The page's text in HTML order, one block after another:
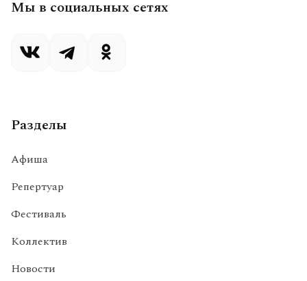
Мы в социальных сетях
Разделы
Афиша
Репертуар
Фестиваль
Коллектив
Новости